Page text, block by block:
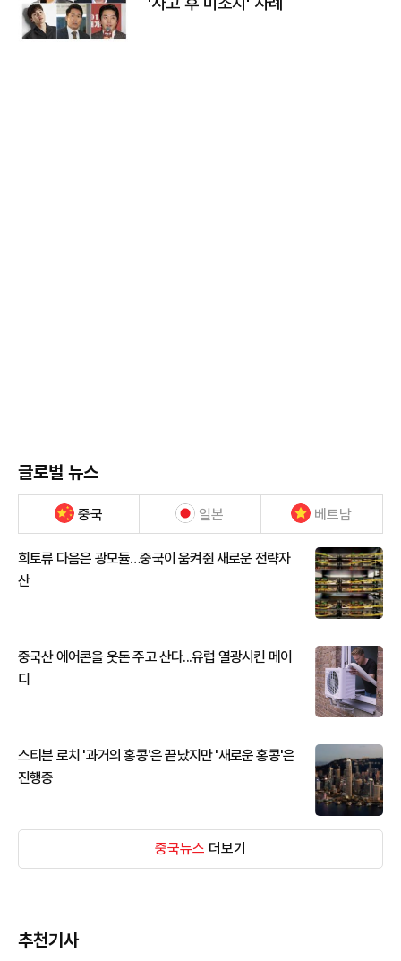
글로벌 뉴스
중국 일본 베트남
희토류 다음은 광모듈…중국이 움켜쥔 새로운 전략자
산
중국산 에어콘을 웃돈 주고 산다...유럽 열광시킨 메이
디
스티븐 로치 '과거의 홍콩'은 끝났지만 '새로운 홍콩'은
진행중
중국뉴스 더보기
추천기사